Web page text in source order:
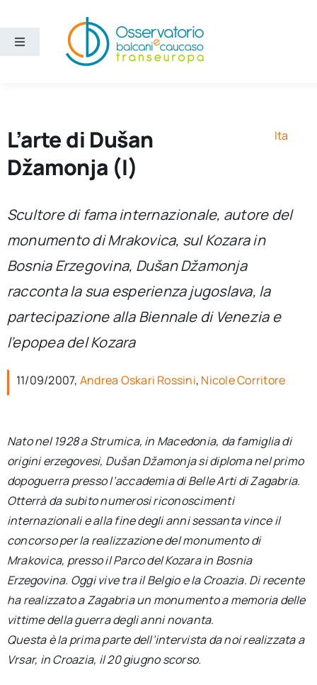
contenuto
Toggle
Ricerca e divulgazione
Sezioni
Chi siamo
per:
L’arte di Dušan
Džamonja (I)
Ita
Scultore di fama internazionale, autore del
monumento di Mrakovica, sul Kozara in
Bosnia Erzegovina, Dušan Džamonja
racconta la sua esperienza jugoslava, la
partecipazione alla Biennale di Venezia e
l’epopea del Kozara
11/09/2007, Andrea Oskari Rossini, Nicole Corritore
Nato nel 1928 a Strumica, in Macedonia, da famiglia di
origini erzegovesi, Dušan Džamonja si diploma nel primo
dopoguerra presso l’accademia di Belle Arti di Zagabria.
Otterrà da subito numerosi riconoscimenti
internazionali e alla fine degli anni sessanta vince il
concorso per la realizzazione del monumento di
Mrakovica, presso il Parco del Kozara in Bosnia
Erzegovina. Oggi vive tra il Belgio e la Croazia. Di recente
ha realizzato a Zagabria un monumento a memoria delle
vittime della guerra degli anni novanta.
Questa è la prima parte dell’intervista da noi realizzata a
Vrsar, in Croazia, il 20 giugno scorso.